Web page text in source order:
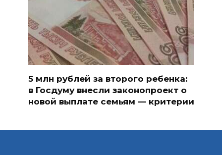
5 млн рублей за второго ребенка:
в Госдуму внесли законопроект о
новой выплате семьям — критерии